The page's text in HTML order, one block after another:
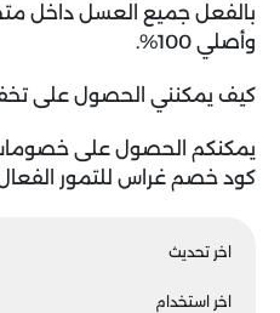
اخر تحديث
اخر استخدام
بالفعل جميع العسل داخل
وأصلي 100%.
كيف يمكنني الحصول على
يمكنكم الحصول على
كود خصم غراس للتمور